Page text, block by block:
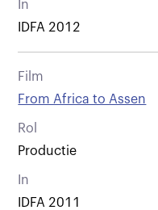
In
IDFA 2012
Film
From Africa to Assen
Rol
Productie
In
IDFA 2011